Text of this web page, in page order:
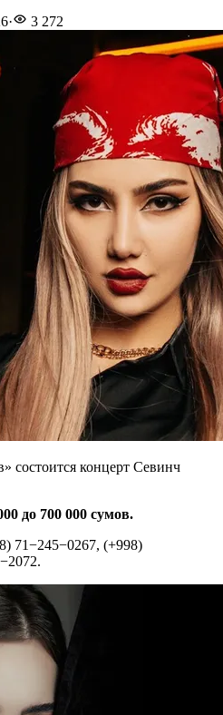
· 3 272
состоится концерт Севинч
до 700 000 сумов.
71−245−0267, (+998)